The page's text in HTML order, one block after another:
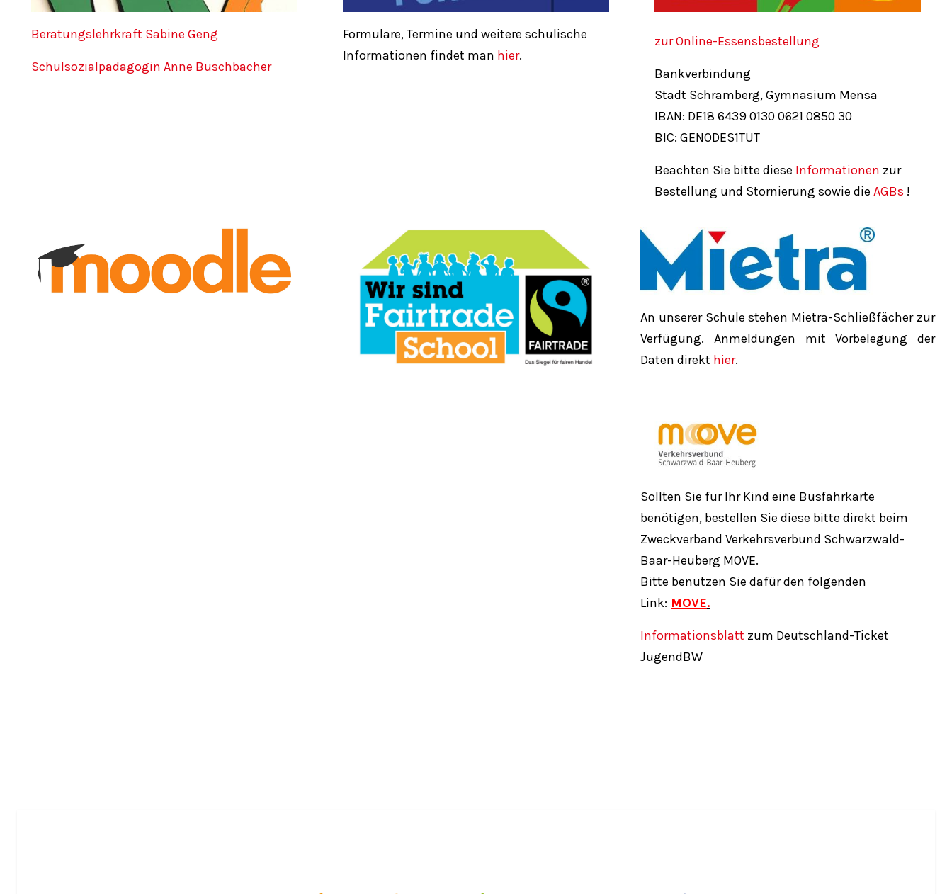
Beratungslehrkraft Sabine Geng
Schulsozialpädagogin Anne Buschbacher
Formulare, Termine und weitere schulische
Informationen findet man hier.
zur Online-Essensbestellung
Bankverbindung
Stadt Schramberg, Gymnasium Mensa
IBAN: DE18 64390130 0621 0850 30
BIC: GENODES1TUT
Beachten Sie bitte diese Informationen zur
Bestellung und Stornierung sowie die AGBs !
An unserer Schule stehen Mietra-Schließfächer zur
Verfügung. Anmeldungen mit Vorbelegung der
Daten direkt hier.
Sollten Sie für Ihr Kind eine Busfahrkarte
benötigen, bestellen Sie diese bitte direkt beim
Zweckverband Verkehrsverbund Schwarzwald-
Baar-Heuberg MOVE.
Bitte benutzen Sie dafür den folgenden
Link: MOVE.
Informationsblatt zum Deutschland-Ticket
JugendBW